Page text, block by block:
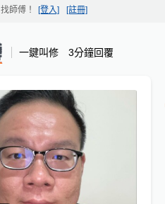
找師傅 ！ [登入] [註冊]
一鍵叫修 3分鐘回覆